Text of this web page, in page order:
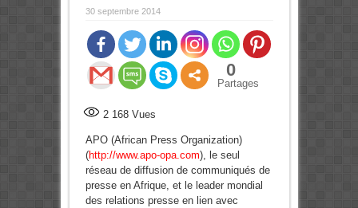
30 septembre 2014
0
Partages
2 168Vues
APO (African Press Organization)
(http://www.apo-opa.com), le seul
réseau de diffusion de communiqués de
presse en Afrique, et le leader mondial
des relations presse en lien avec